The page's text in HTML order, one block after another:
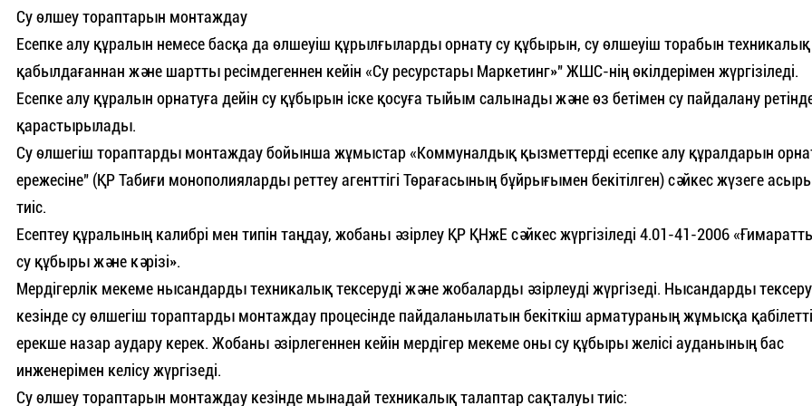
Су өлшеу тораптарын монтаждау
Есепке алу құралын немесе басқа да өлшеуіш құрылғыларды орнату су құбырын, су өлшеуіш торабын техникалық
қабылдағаннан және шартты ресімдегеннен кейін «Су ресурстары Маркетинг»" ЖШС-нің өкілдерімен жүргізіледі.
Есепке алу құралын орнатуға дейін су құбырын іске қосуға тыйым салынады және өз бетімен су пайдалану
қарастырылады.
Су өлшегіш тораптарды монтаждау бойынша жұмыстар «Коммуналдық қызметтерді есепке алу құралдарын
ережесіне" (ҚР Табиғи монополияларды реттеу агенттігі Төрағасының бұйрығымен бекітілген) сәйкес жүзеге
тиіс.
Есептеу құралының калибрі мен типін таңдау, жобаны әзірлеу ҚР ҚНжЕ сәйкес жүргізіледі 4.01-41-2006
су құбыры және кәрізі».
Мердігерлік мекеме нысандарды техникалық тексеруді және жобаларды әзірлеуді жүргізеді. Нысандарды тексеру
кезінде су өлшегіш тораптарды монтаждау процесінде пайдаланылатын бекіткіш арматураның жұмысқа
ерекше назар аудару керек. Жобаны әзірлегеннен кейін мердігер мекеме оны су құбыры желісі ауданының бас
инженерімен келісу жүргізеді.
Су өлшеу тораптарын монтаждау кезінде мынадай техникалық талаптар сақталуы тиіс: